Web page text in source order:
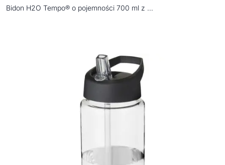
Bidon H2O Tempo® o pojemności 700 ml z wieczkiem z słomką